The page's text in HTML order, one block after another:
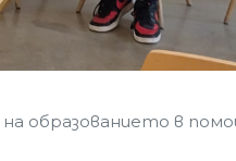
образованието в